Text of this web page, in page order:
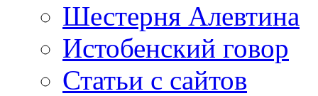
Шестерня Алевтина
Истобенский говор
Статьи с сайтов